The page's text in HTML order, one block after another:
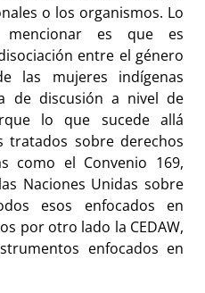
o los organismos. Lo
mencionar es que es
entre el género
las mujeres indígenas
de discusión a nivel de
lo que sucede allá
tratados sobre derechos
como el Convenio 169,
Naciones Unidas sobre
esos enfocados en
por otro lado la CEDAW,
enfocados en